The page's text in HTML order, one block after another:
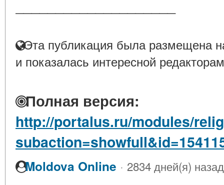
Эта публикация была размещена
и показалась интересной
Полная версия:
http://portalus.ru/modules/
Moldova Online · 2834 дней(я) назад